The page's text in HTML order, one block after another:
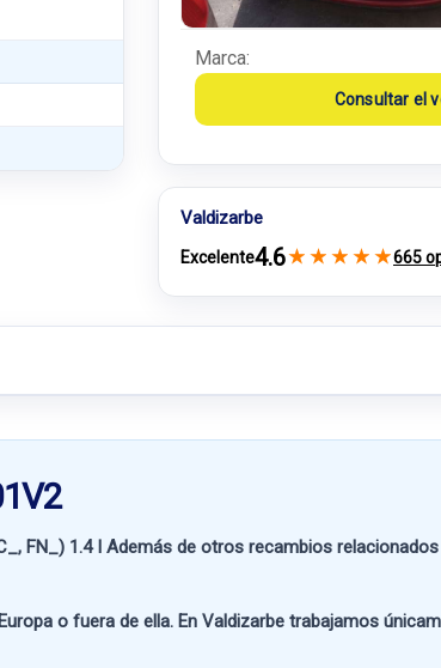
Marca:
Consultar el
Valdizarbe
Excelente4.6★ ★ ★ ★ ★665
FN_) 1.4 I Además de otros recambios
o fuera de ella. En Valdizarbe trabajamos